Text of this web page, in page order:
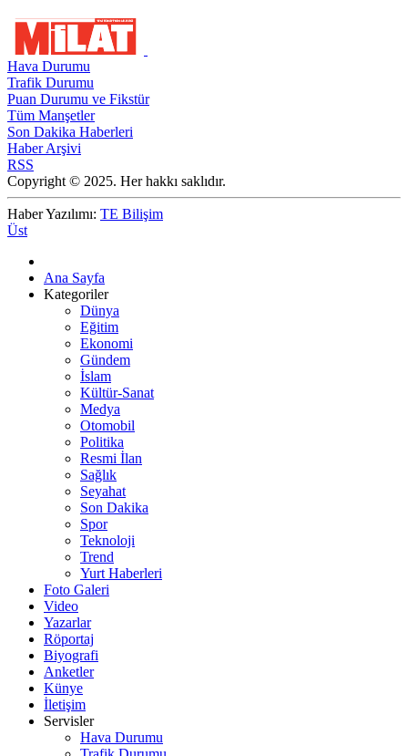
Hava Durumu
Trafik Durumu
Puan Durumu ve Fikstür
Tüm Manşetler
Son Dakika Haberleri
Haber Arşivi
RSS
Copyright © 2025. Her hakkı saklıdır.
Haber Yazılımı: TE Bilişim
Üst
Ana Sayfa
Kategoriler
Dünya
Eğitim
Ekonomi
Gündem
İslam
Kültür-Sanat
Medya
Otomobil
Politika
Resmi İlan
Sağlık
Seyahat
Son Dakika
Spor
Teknoloji
Trend
Yurt Haberleri
Foto Galeri
Video
Yazarlar
Röportaj
Biyografi
Anketler
Künye
İletişim
Servisler
Hava Durumu